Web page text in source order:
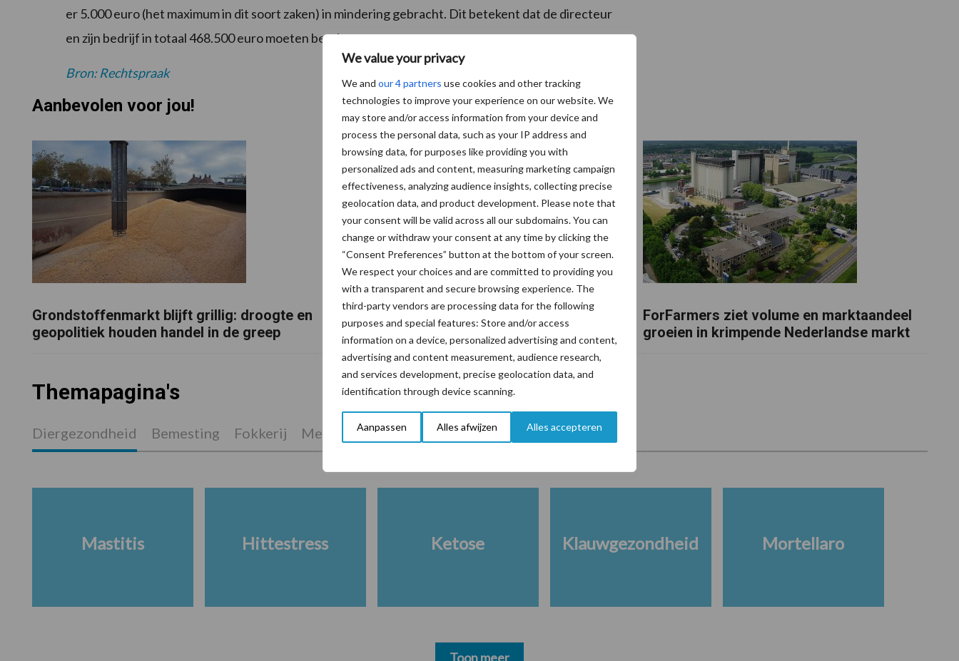
We value your privacy
We and our 4 partners use cookies and other tracking
technologies to improve your experience on our website. We
may store and/or access information from your device and
process the personal data, such as your IP address and
browsing data, for purposes like providing you with
personalized ads and content, measuring marketing campaign
effectiveness, analyzing audience insights, collecting precise
geolocation data, and product development. Please note that
your consent will be valid across all our subdomains. You can
change or withdraw your consent at any time by clicking the
“Consent Preferences” button at the bottom of your screen.
We respect your choices and are committed to providing you
with a transparent and secure browsing experience. The
third-party vendors are processing data for the following
purposes and special features: Store and/or access
information on a device, personalized advertising and content,
advertising and content measurement, audience research,
and services development, precise geolocation data, and
identification through device scanning.
Aanpassen Alles afwijzen Alles accepteren
er 5.000 euro (het maximum in dit soort zaken) in mindering gebracht. Dit betekent dat de directeur
en zijn bedrijf in totaal 468.500 euro moeten betalen.
Bron: Rechtspraak
Aanbevolen voor jou!
Grondstoffenmarkt blijft grillig: droogte en
geopolitiek houden handel in de greep
De speenhuid: een vaak onderschatte
risicofactor voor mastitis
ForFarmers ziet volume en marktaandeel
groeien in krimpende Nederlandse markt
Themapagina's
Diergezondheid Bemesting Fokkerij Melkveebedrijf Veevoer Wet en regelgeving
Mastitis Hittestress Ketose Klauwgezondheid Mortellaro
Toon meer